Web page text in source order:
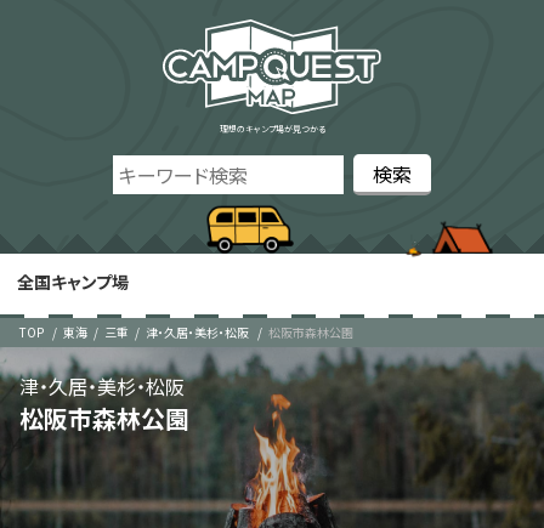
理想のキャンプ場が見つかる
全国キャンプ場
TOP 東海 三重 津・久居・美杉・松阪 松阪市森林公園
松阪市森林公園
津・久居・美杉・松阪